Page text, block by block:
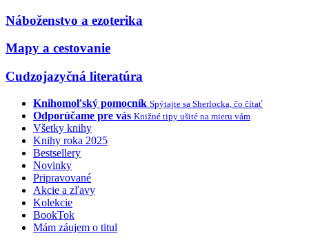
Náboženstvo a ezoterika
Mapy a cestovanie
Cudzojazyčná literatúra
Knihomoľský pomocník Spýtajte sa Sherlocka, čo čítať
Odporúčame pre vás Knižné tipy ušité na mieru vám
Všetky knihy
Knihy roka 2025
Bestsellery
Novinky
Pripravované
Akcie a zľavy
Kolekcie
BookTok
Mám záujem o titul